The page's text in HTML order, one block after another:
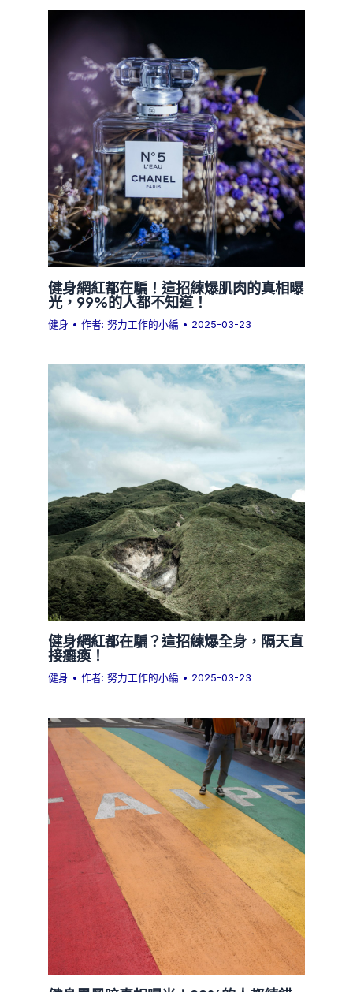
健身網紅都在騙！這招練爆肌肉的真相曝
光，99%的人都不知道！
健身 • 作者:努力工作的小編 • 2025-03-23
健身網紅都在騙？這招練爆全身，隔天直
接癱瘓！
健身 • 作者:努力工作的小編 • 2025-03-23